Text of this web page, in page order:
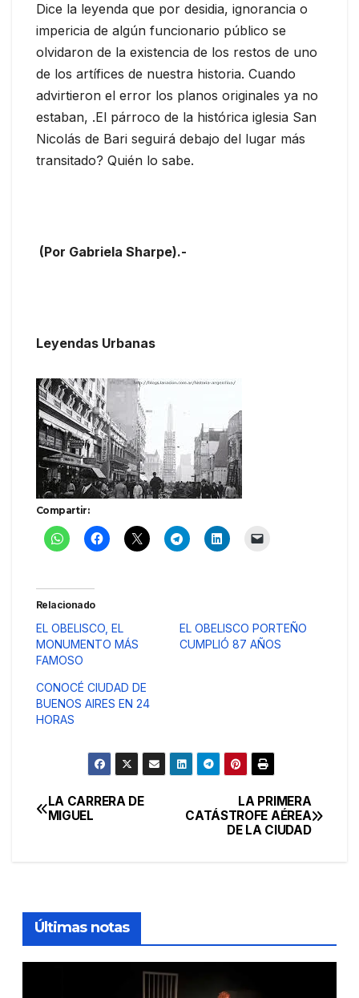
Dice la leyenda que por desidia, ignorancia o
impericia de algún funcionario público se
olvidaron de la existencia de los restos de uno
de los artífices de nuestra historia. Cuando
advirtieron el error los planos originales ya no
estaban, .El párroco de la histórica iglesia San
Nicolás de Bari seguirá debajo del lugar más
transitado? Quién lo sabe.
(Por Gabriela Sharpe).-
Leyendas Urbanas
Compartir:
Relacionado
EL OBELISCO, EL
MONUMENTO MÁS
FAMOSO
EL OBELISCO PORTEÑO
CUMPLIÓ 87 AÑOS
CONOCÉ CIUDAD DE
BUENOS AIRES EN 24
HORAS
Navegación
LA PRIMERA
CATÁSTROFE AÉREA
DE LA CIUDAD
LA CARRERA DE
MIGUEL
Últimas notas